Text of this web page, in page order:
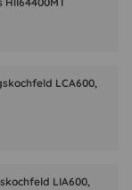
LCA600,
LIA600,